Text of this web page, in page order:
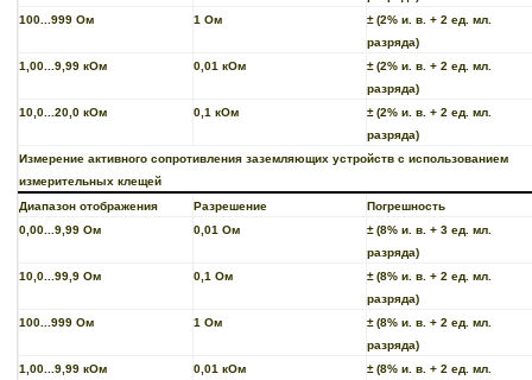
100...999 Ом
1 Ом
± (2% и. в. + 2 ед. мл.
разряда)
1,00...9,99 кОм
0,01 кОм
± (2% и. в. + 2 ед. мл.
разряда)
10,0...20,0 кОм
0,1 кОм
± (2% и. в. + 2 ед. мл.
разряда)
Измерение активного сопротивления заземляющих устройств с использованием
измерительных клещей
Диапазон отображения
Разрешение
Погрешность
0,00...9,99 Ом
0,01 Ом
± (8% и. в. + 3 ед. мл.
разряда)
10,0...99,9 Ом
0,1 Ом
± (8% и. в. + 2 ед. мл.
разряда)
100...999 Ом
1 Ом
± (8% и. в. + 2 ед. мл.
разряда)
1,00...9,99 кОм
0,01 кОм
± (8% и. в. + 2 ед. мл.